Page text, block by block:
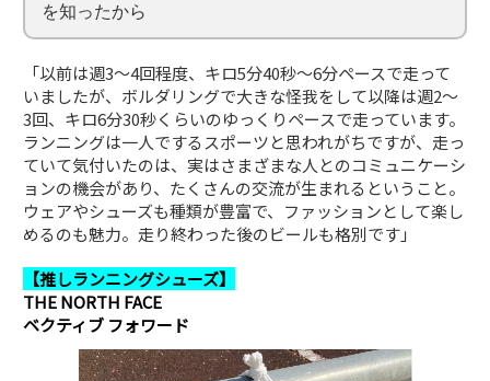
を知ったから
「以前は週3〜4回程度、キロ5分40秒〜6分ペースで走って
いましたが、ボルダリングで大きな怪我をして以降は週2〜
3回、キロ6分30秒くらいのゆっくりペースで走っています。
ランニングは一人でするスポーツと思われがちですが、走っ
ていて気付いたのは、実はさまざまな人とのコミュニケーシ
ョンの機会があり、たくさんの交流が生まれるということ。
ウェアやシューズも種類が豊富で、ファッションとして楽し
めるのも魅力。走り終わった後のビールも格別です」
【推しランニングシューズ】
THE NORTH FACE
ベクティブ フォワード